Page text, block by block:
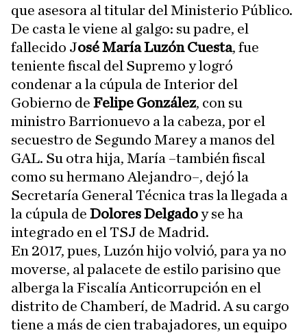
que asesora al titular del Ministerio Público.
De casta le viene al galgo: su padre, el
fallecido José María Luzón Cuesta, fue
teniente fiscal del Supremo y logró
condenar a la cúpula de Interior del
Gobierno de Felipe González, con su
ministro Barrionuevo a la cabeza, por el
secuestro de Segundo Marey a manos del
GAL. Su otra hija, María –también fiscal
como su hermano Alejandro–, dejó la
Secretaría General Técnica tras la llegada a
la cúpula de Dolores Delgadoy se ha
integrado en el TSJ de Madrid.
En 2017, pues, Luzón hijo volvió, para ya no
moverse, al palacete de estilo parisino que
alberga la Fiscalía Anticorrupción en el
distrito de Chamberí, de Madrid. A su cargo
tiene a más de cien trabajadores, un equipo